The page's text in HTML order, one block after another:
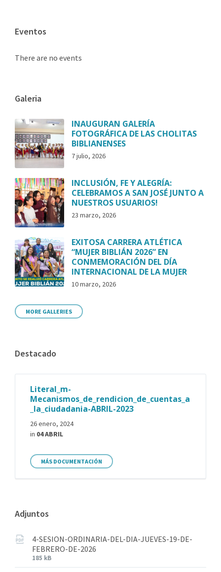
Eventos
There are no events
Galeria
INAUGURAN GALERÍA
FOTOGRÁFICA DE LAS CHOLITAS
BIBLIANENSES
7 julio, 2026
INCLUSIÓN, FE Y ALEGRÍA:
CELEBRAMOS A SAN JOSÉ JUNTO A
NUESTROS USUARIOS!
23 marzo, 2026
EXITOSA CARRERA ATLÉTICA
“MUJER BIBLIÁN 2026” EN
CONMEMORACIÓN DEL DÍA
INTERNACIONAL DE LA MUJER
10 marzo, 2026
MORE GALLERIES
Destacado
Literal_m-
Mecanismos_de_rendicion_de_cuentas_a
_la_ciudadania-ABRIL-2023
26 enero, 2024
in 04 ABRIL
MÁS DOCUMENTACIÓN
Adjuntos
4-SESION-ORDINARIA-DEL-DIA-JUEVES-19-DE-
FEBRERO-DE-2026
185 kB